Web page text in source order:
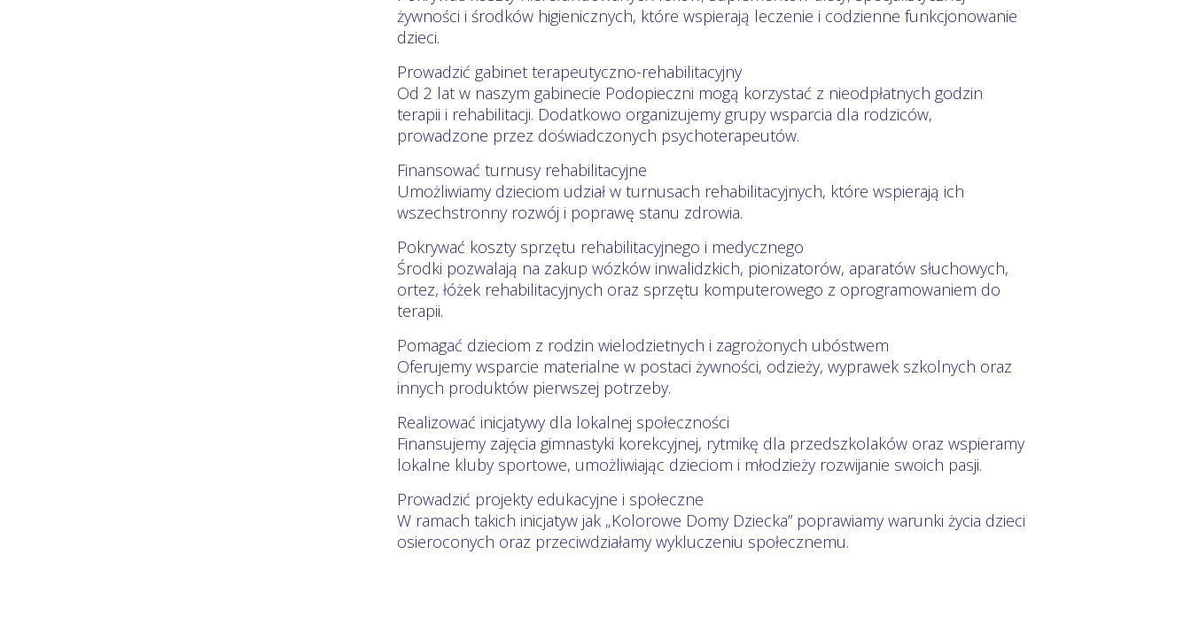
żywności i środków higienicznych, które wspierają leczenie i codzienne funkcjonowanie
dzieci.
Prowadzić gabinet terapeutyczno-rehabilitacyjny
Od 2 lat w naszym gabinecie Podopieczni mogą korzystać z nieodpłatnych godzin
terapii i rehabilitacji. Dodatkowo organizujemy grupy wsparcia dla rodziców,
prowadzone przez doświadczonych psychoterapeutów.
Finansować turnusy rehabilitacyjne
Umożliwiamy dzieciom udział w turnusach rehabilitacyjnych, które wspierają ich
wszechstronny rozwój i poprawę stanu zdrowia.
Pokrywać koszty sprzętu rehabilitacyjnego i medycznego
Środki pozwalają na zakup wózków inwalidzkich, pionizatorów, aparatów słuchowych,
ortez, łóżek rehabilitacyjnych oraz sprzętu komputerowego z oprogramowaniem do
terapii.
Pomagać dzieciom z rodzin wielodzietnych i zagrożonych ubóstwem
Oferujemy wsparcie materialne w postaci żywności, odzieży, wyprawek szkolnych oraz
innych produktów pierwszej potrzeby.
Realizować inicjatywy dla lokalnej społeczności
Finansujemy zajęcia gimnastyki korekcyjnej, rytmikę dla przedszkolaków oraz wspieramy
lokalne kluby sportowe, umożliwiając dzieciom i młodzieży rozwijanie swoich pasji.
Prowadzić projekty edukacyjne i społeczne
W ramach takich inicjatyw jak „Kolorowe Domy Dziecka” poprawiamy warunki życia dzieci
osieroconych oraz przeciwdziałamy wykluczeniu społecznemu.